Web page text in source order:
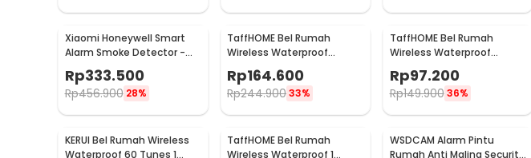
Xiaomi Honeywell Smart
Alarm Smoke Detector -
JTYJ-GD-03MI/BB
Rp333.500
Rp456.900 28%
TaffHOME Bel Rumah
Wireless Waterproof
Doorbells 59 Nada 2 PCS
Receiver - A101/A101-2
Rp164.600
Rp244.90033%
TaffHOME Bel Rumah
Wireless Waterproof
Doorbells 59 Nada 1 PCS
Receiver - A101/A101-2
Rp97.200
Rp149.900 36%
KERUI Bel Rumah Wireless
Waterproof 60 Tunes 1
TaffHOME Bel Rumah
Wireless Waterproof 1
WSDCAM Alarm Pintu
Rumah Anti Maling Security